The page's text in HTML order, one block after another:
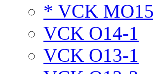
* VCK
VCK O14-1
VCK O13-1